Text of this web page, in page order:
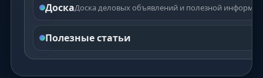
ДоскаДоска деловых объявлений и полезной
Полезные статьи